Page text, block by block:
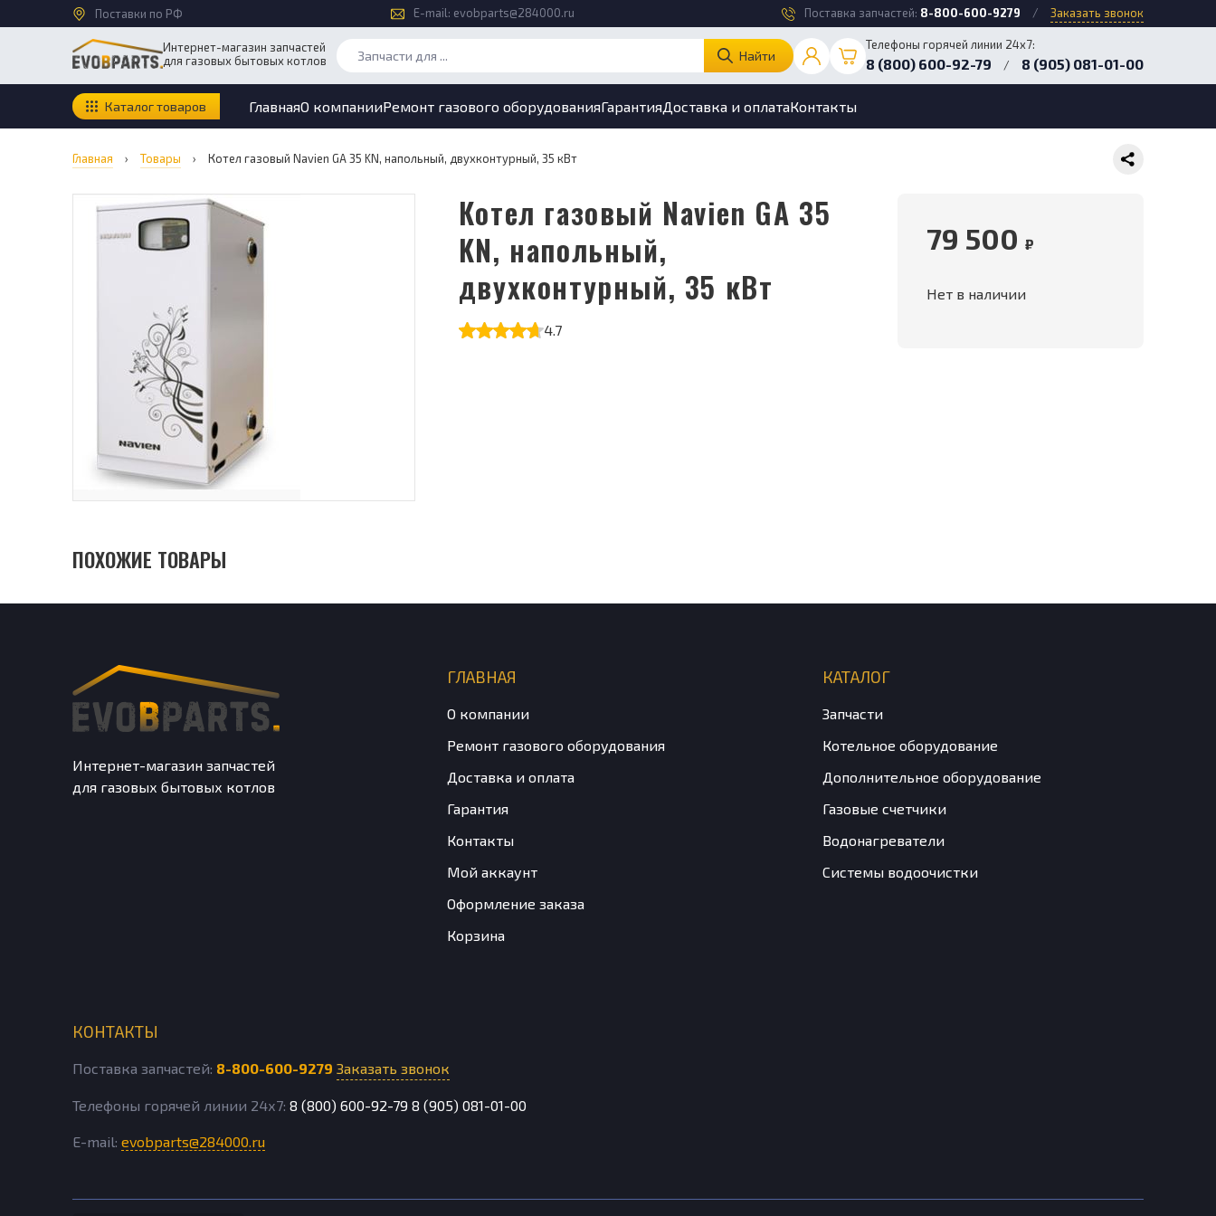
Поставки по РФ E-mail: evobparts@284000.ru Поставка запчастей: 8-800-600-9279 / Заказать звонок
Интернет-магазин запчастей
для газовых бытовых котлов
Найти
Телефоны горячей линии 24х7:
8 (800) 600-92-79 / 8 (905) 081-01-00
Каталог товаров ГлавнаяО компанииРемонт газового оборудованияГарантияДоставка и оплатаКонтакты
Главная › Товары › Котел газовый Navien GA 35 KN, напольный, двухконтурный, 35 кВт
Котел газовый Navien GA 35
KN, напольный,
двухконтурный, 35 кВт
4.7
79 500 ₽
Нет в наличии
ПОХОЖИЕ ТОВАРЫ
Интернет-магазин запчастей
для газовых бытовых котлов
ГЛАВНАЯ
О компании
Ремонт газового оборудования
Доставка и оплата
Гарантия
Контакты
Мой аккаунт
Оформление заказа
Корзина
КАТАЛОГ
Запчасти
Котельное оборудование
Дополнительное оборудование
Газовые счетчики
Водонагреватели
Системы водоочистки
КОНТАКТЫ
Поставка запчастей: 8-800-600-9279 Заказать звонок
Телефоны горячей линии 24х7: 8 (800) 600-92-79 8 (905) 081-01-00
E-mail: evobparts@284000.ru